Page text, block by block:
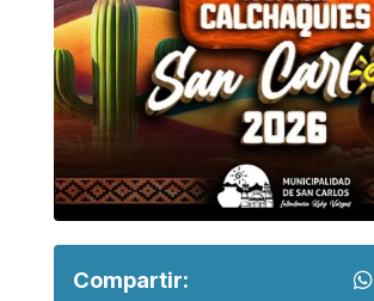
Compartir: